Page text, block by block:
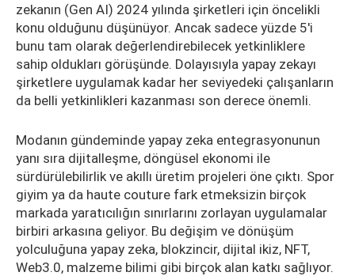
zekanın (Gen AI) 2024 yılında şirketleri için öncelikli
konu olduğunu düşünüyor. Ancak sadece yüzde 5'i
bunu tam olarak değerlendirebilecek yetkinliklere
sahip oldukları görüşünde. Dolayısıyla yapay zekayı
şirketlere uygulamak kadar her seviyedeki çalışanların
da belli yetkinlikleri kazanması son derece önemli.
Modanın gündeminde yapay zeka entegrasyonunun
yanı sıra dijitalleşme, döngüsel ekonomi ile
sürdürülebilirlik ve akıllı üretim projeleri öne çıktı. Spor
giyim ya da haute couture fark etmeksizin birçok
markada yaratıcılığın sınırlarını zorlayan uygulamalar
birbiri arkasına geliyor. Bu değişim ve dönüşüm
yolculuğuna yapay zeka, blokzincir, dijital ikiz, NFT,
Web3.0, malzeme bilimi gibi birçok alan katkı sağlıyor.